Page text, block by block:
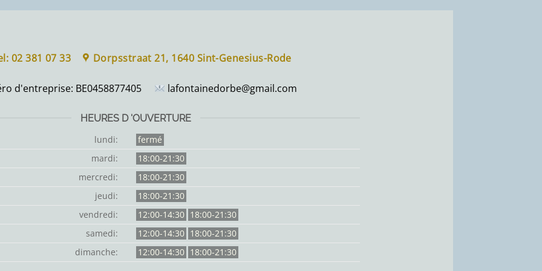
02 381 07 33 Dorpsstraat 21, 1640 Sint-Genesius-Rode
d'entreprise: BE0458877405 lafontainedorbe@gmail.com
HEURES D 'OUVERTURE
lundi:
fermé
mardi:
18:00-21:30
mercredi:
18:00-21:30
jeudi:
18:00-21:30
vendredi:
12:00-14:30 18:00-21:30
samedi:
12:00-14:30 18:00-21:30
dimanche:
12:00-14:30 18:00-21:30